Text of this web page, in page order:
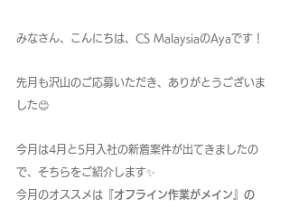
みなさん、こんにちは、CS MalaysiaのAyaです！
先月も沢山のご応募いただき、ありがとうございま
した😊
今月は4月と5月入社の新着案件が出てきましたの
で、そちらをご紹介します✨
今月のオススメは 『オフライン作業がメイン』の